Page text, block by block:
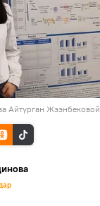
Айтурган Жээнбековой